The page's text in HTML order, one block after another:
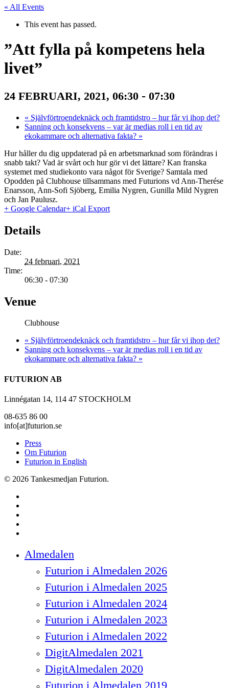
« All Events
This event has passed.
”Att fylla på kompetens hela
livet”
24 FEBRUARI, 2021, 06:30 - 07:30
« Självförtroendeknäck och framtidstro – hur får vi ihop det?
Sanning och konsekvens – var är medias roll i en tid av
ekokammare och alternativa fakta? »
Hur håller du dig uppdaterad på en arbetsmarknad som förändras i
snabb takt? Vad är svårt och hur gör vi det lättare? Kan franska
systemet med studiekonto vara något för Sverige? Samtala med
Opodden på Clubhouse tillsammans med Futurions vd Ann-Therése
Enarsson, Ann-Sofi Sjöberg, Emilia Nygren, Gunilla Mild Nygren
och Jan Paulusz.
+ Google Calendar+ iCal Export
Details
Date:
24 februari, 2021
Time:
06:30 - 07:30
Venue
Clubhouse
« Självförtroendeknäck och framtidstro – hur får vi ihop det?
Sanning och konsekvens – var är medias roll i en tid av
ekokammare och alternativa fakta? »
FUTURION AB
Linnégatan 14, 114 47 STOCKHOLM
08-635 86 00
info[at]futurion.se
Press
Om Futurion
Futurion in English
© 2026 Tankesmedjan Futurion.
Menu
Almedalen
Futurion i Almedalen 2026
Futurion i Almedalen 2025
Futurion i Almedalen 2024
Futurion i Almedalen 2023
Futurion i Almedalen 2022
DigitAlmedalen 2021
DigitAlmedalen 2020
Futurion i Almedalen 2019